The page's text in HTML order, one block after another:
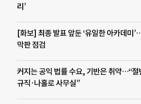
리’
[화보] 최종 발표 앞둔 ‘유일한 아카데미
막판 점검
커지는 공익 법률 수요, 기반은 취약…“절
규직·나홀로 사무실”